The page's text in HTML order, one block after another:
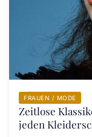
FRAUEN / MODE
Zeitlose
jeden